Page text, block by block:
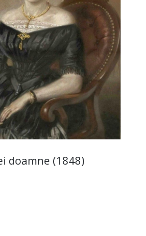
doamne (1848)